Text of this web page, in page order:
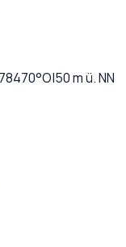
°O|50m ü. NN